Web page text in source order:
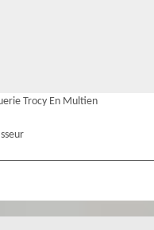
Trocy En Multien